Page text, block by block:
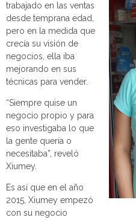
trabajado en las ventas
desde temprana edad,
pero en la medida que
crecía su visión de
negocios, ella iba
mejorando en sus
técnicas para vender.
“Siempre quise un
negocio propio y para
eso investigaba lo que
la gente quería o
necesitaba”, reveló
Xiumey.
Es así que en el año
2015, Xiumey empezó
con su negocio